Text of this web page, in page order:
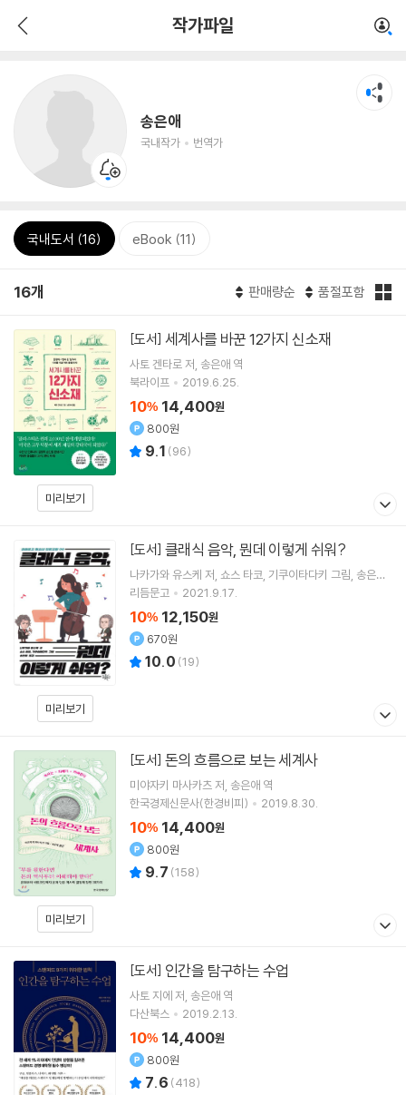
작가파일
송은애
국내작가 번역가
국내도서 (16) eBook (11)
16개 판매량순 품절포함
미리보기
[도서] 세계사를 바꾼 12가지 신소재
사토 겐타로 저 송은애 역
북라이프
2019.6.25.
10% 14,400원
800원
9.1 (96)
미리보기
[도서] 클래식 음악, 뭔데 이렇게 쉬워?
나카가와 유스케 저 쇼스 타코 기쿠이타다키 그림 송은애
역
리듬문고 2021.9.17.
10% 12,150원
670원
10.0 (19)
미리보기
[도서] 돈의 흐름으로 보는 세계사
미야자키 마사카츠 저 송은애 역
한국경제신문사(한경비피)
2019.8.30.
10% 14,400원
800원
9.7 (158)
[도서] 인간을 탐구하는 수업
사토 지에저 송은애 역
다산북스
2019.2.13.
10% 14,400원
800원
7.6 (418)